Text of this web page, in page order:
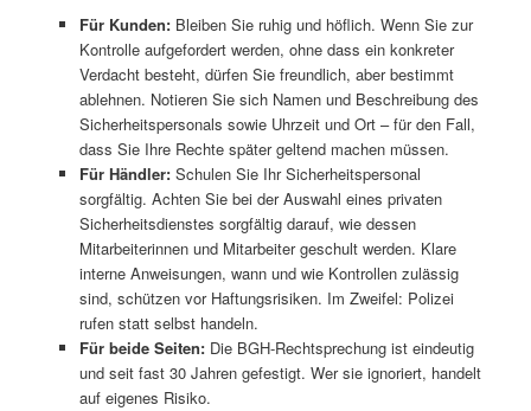
Für Kunden:Bleiben Sie ruhig und höflich. Wenn Sie zur
Kontrolle aufgefordert werden, ohne dass ein konkreter
Verdacht besteht, dürfen Sie freundlich, aber bestimmt
ablehnen. Notieren Sie sich Namen und Beschreibung des
Sicherheitspersonals sowie Uhrzeit und Ort – für den Fall,
dass Sie Ihre Rechte später geltend machen müssen.
Für Händler:Schulen Sie Ihr Sicherheitspersonal
sorgfältig. Achten Sie bei der Auswahl eines privaten
Sicherheitsdienstes sorgfältig darauf, wie dessen
Mitarbeiterinnen und Mitarbeiter geschult werden. Klare
interne Anweisungen, wann und wie Kontrollen zulässig
sind, schützen vor Haftungsrisiken. Im Zweifel: Polizei
rufen statt selbst handeln.
Für beide Seiten:Die BGH-Rechtsprechung ist eindeutig
und seit fast 30 Jahren gefestigt. Wer sie ignoriert, handelt
auf eigenes Risiko.